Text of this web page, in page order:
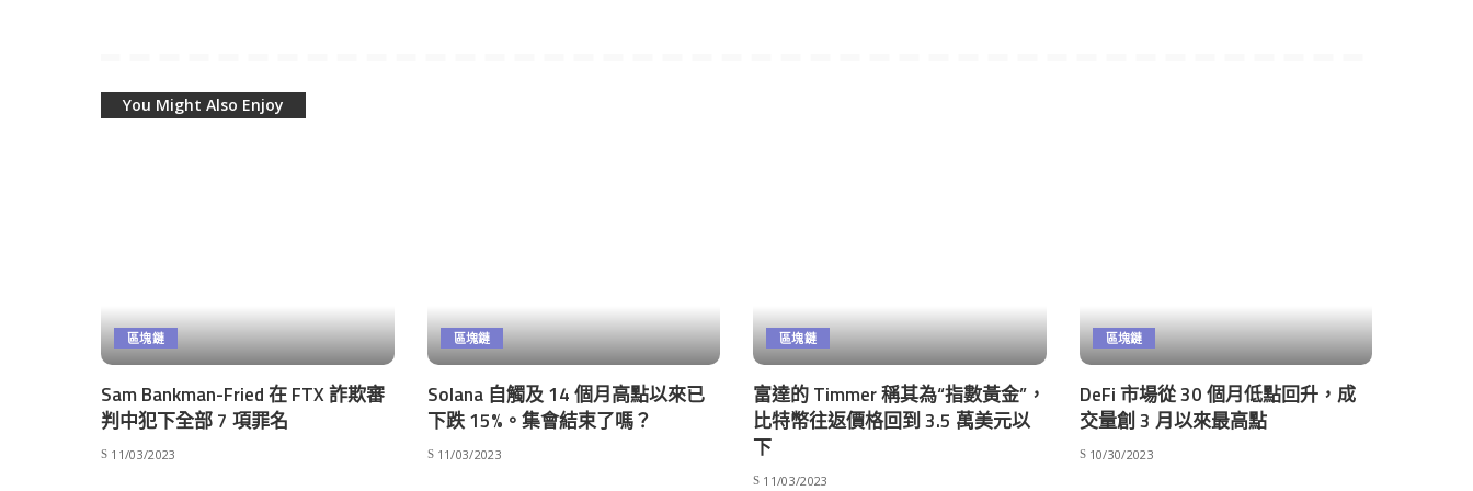
You Might Also Enjoy
區塊鏈
Sam Bankman-Fried 在 FTX 詐欺審
判中犯下全部 7 項罪名
11/03/2023
區塊鏈
Solana 自觸及 14 個月高點以來已
下跌 15%。集會結束了嗎？
11/03/2023
區塊鏈
富達的 Timmer 稱其為“指數黃金”，
比特幣往返價格回到 3.5 萬美元以
下
11/03/2023
區塊鏈
DeFi 市場從 30 個月低點回升，成
交量創 3 月以來最高點
10/30/2023